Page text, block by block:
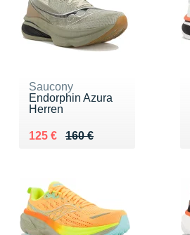
Saucony
Endorphin Azura
Herren
160 €
Au lieu de 160 €
125 €
Vendu 125 €